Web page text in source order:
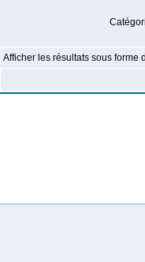
Afficher les résultats sous forme